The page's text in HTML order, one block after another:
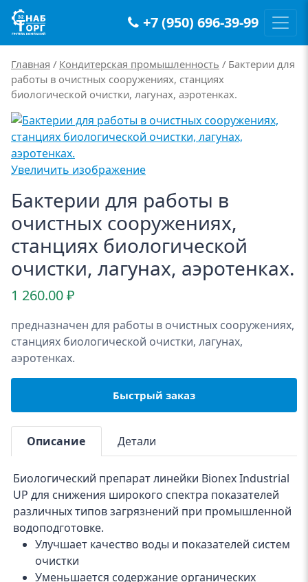
Main Navigation +7 (950) 696-39-99
Главная / Кондитерская промышленность / Бактерии для
работы в очистных сооружениях, станциях
биологической очистки, лагунах, аэротенках.
Увеличить изображение
Бактерии для работы в
очистных сооружениях,
станциях биологической
очистки, лагунах, аэротенках.
1 260.00₽
предназначен для работы в очистных сооружениях,
станциях биологической очистки, лагунах,
аэротенках.
Быстрый заказ
Описание Детали
Биологический препарат линейки Bionex Industrial
UP для снижения широкого спектра показателей
различных типов загрязнений при промышленной
водоподготовке.
Улучшает качество воды и показателей систем
очистки
Уменьшается содержание органических